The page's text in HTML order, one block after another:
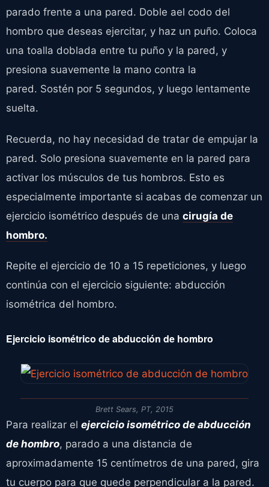
parado frente a una pared. Doble ael codo del
hombro que deseas ejercitar, y haz un puño. Coloca
una toalla doblada entre tu puño y la pared, y
presiona suavemente la mano contra la
pared. Sostén por 5 segundos, y luego lentamente
suelta.
Recuerda, no hay necesidad de tratar de empujar la
pared. Solo presiona suavemente en la pared para
activar los músculos de tus hombros. Esto es
especialmente importante si acabas de comenzar un
ejercicio isométrico después de una cirugía de
hombro.
Repite el ejercicio de 10 a 15 repeticiones, y luego
continúa con el ejercicio siguiente: abducción
isométrica del hombro.
Ejercicio isométrico de abducción de hombro
Brett Sears, PT, 2015
Para realizar el ejercicio isométrico de abducción
de hombro, parado a una distancia de
aproximadamente 15 centímetros de una pared, gira
tu cuerpo para que quede perpendicular a la pared.